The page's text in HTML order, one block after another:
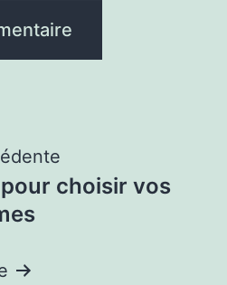
choisir vos